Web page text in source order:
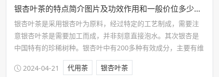
银杏叶茶的特点简介图片及功效作用和一般价位多少钱一斤
银杏叶茶是采用银杏叶为原料，经过特定的工艺制成，需要注
意银杏叶茶是需要加工而成，并非刻意直接泡水。其次银杏是
中国特有的珍稀树种。银杏叶中有200多种有效成分，主要有维
生素、黄酮类、苦内脂类等，日常饮用具有一定的好处，但需
要根据自身实际情况选用，禁忌过度用量。
2024-04-21 代用茶 银杏叶茶